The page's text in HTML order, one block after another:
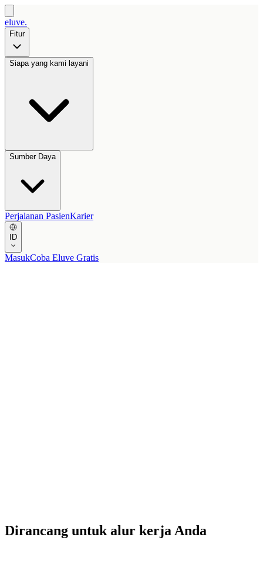
eluve.
Fitur
Siapa yang kami layani
Sumber Daya
Perjalanan PasienKarier
ID
MasukCoba Eluve Gratis
Dirancang untuk alur kerja Anda